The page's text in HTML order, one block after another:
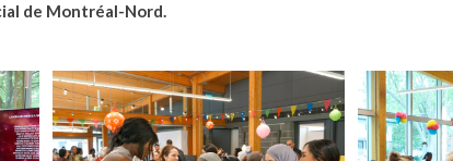
de Montréal-Nord.